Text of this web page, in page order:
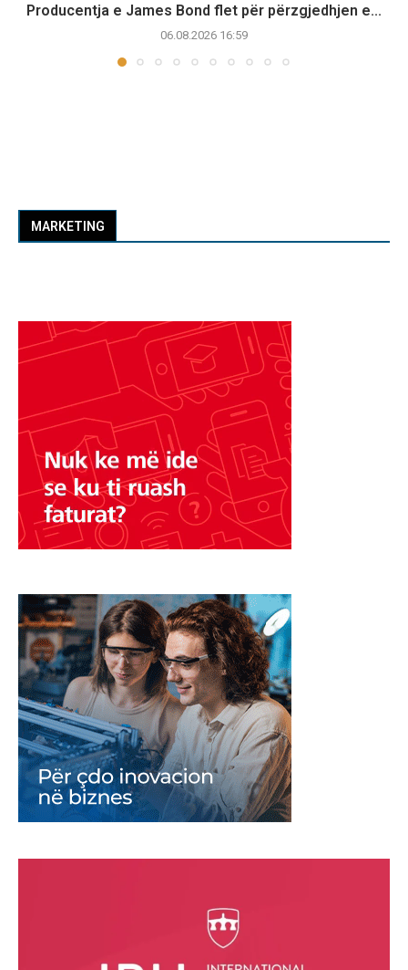
Producentja e James Bond flet për përzgjedhjen e...
06.08.2026 16:59
MARKETING